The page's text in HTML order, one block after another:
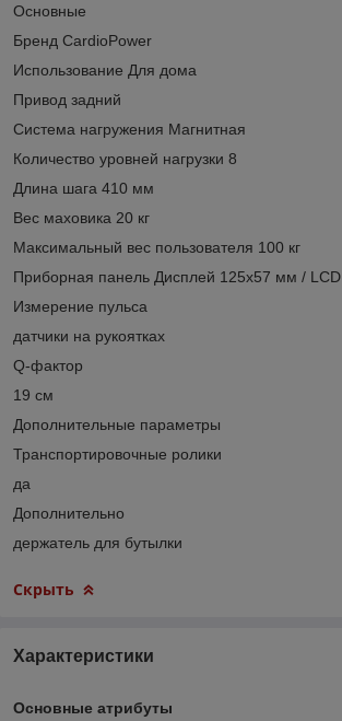
Основные
Бренд CardioPower
Использование Для дома
Привод задний
Система нагружения Магнитная
Количество уровней нагрузки 8
Длина шага 410 мм
Вес маховика 20 кг
Максимальный вес пользователя 100 кг
Приборная панель Дисплей 125x57 мм / LCD
Измерение пульса
датчики на рукоятках
Q-фактор
19 см
Дополнительные параметры
Транспортировочные ролики
да
Дополнительно
держатель для бутылки
Скрыть
Характеристики
Основные атрибуты